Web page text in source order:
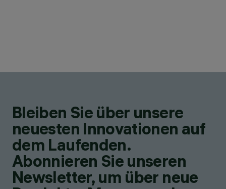
Bleiben Sie über unsere
neuesten Innovationen auf
dem Laufenden.
Abonnieren Sie unseren
Newsletter, um über neue